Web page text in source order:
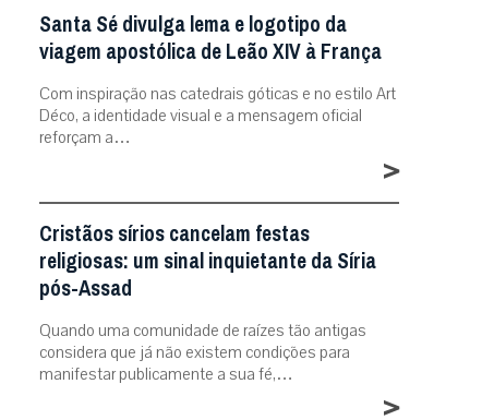
Santa Sé divulga lema e logotipo da
viagem apostólica de Leão XIV à França
Com inspiração nas catedrais góticas e no estilo Art
Déco, a identidade visual e a mensagem oficial
reforçam a…
>
Cristãos sírios cancelam festas
religiosas: um sinal inquietante da Síria
pós-Assad
Quando uma comunidade de raízes tão antigas
considera que já não existem condições para
manifestar publicamente a sua fé,…
>